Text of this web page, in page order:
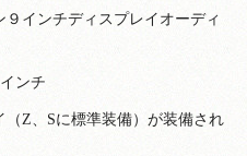
インチディスプレイオーディ
ンチ
Z、Sに標準装備）が装備され